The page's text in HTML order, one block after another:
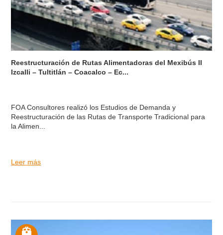
Reestructuración de Rutas Alimentadoras del Mexibús II
Izcalli – Tultitlán – Coacalco – Ec...
FOA Consultores realizó los Estudios de Demanda y
Reestructuración de las Rutas de Transporte Tradicional para
la Alimen...
Leer más